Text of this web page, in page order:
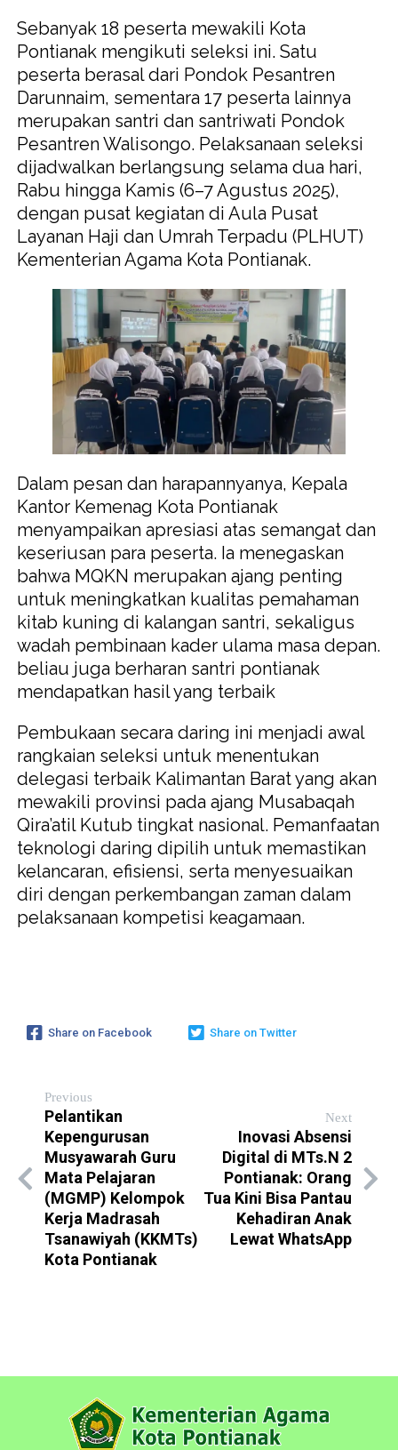
Sebanyak 18 peserta mewakili Kota
Pontianak mengikuti seleksi ini. Satu
peserta berasal dari Pondok Pesantren
Darunnaim, sementara 17 peserta lainnya
merupakan santri dan santriwati Pondok
Pesantren Walisongo. Pelaksanaan seleksi
dijadwalkan berlangsung selama dua hari,
Rabu hingga Kamis (6–7 Agustus 2025),
dengan pusat kegiatan di Aula Pusat
Layanan Haji dan Umrah Terpadu (PLHUT)
Kementerian Agama Kota Pontianak.
Dalam pesan dan harapannyanya, Kepala
Kantor Kemenag Kota Pontianak
menyampaikan apresiasi atas semangat dan
keseriusan para peserta. Ia menegaskan
bahwa MQKN merupakan ajang penting
untuk meningkatkan kualitas pemahaman
kitab kuning di kalangan santri, sekaligus
wadah pembinaan kader ulama masa depan.
beliau juga berharan santri pontianak
mendapatkan hasil yang terbaik
Pembukaan secara daring ini menjadi awal
rangkaian seleksi untuk menentukan
delegasi terbaik Kalimantan Barat yang akan
mewakili provinsi pada ajang Musabaqah
Qira’atil Kutub tingkat nasional. Pemanfaatan
teknologi daring dipilih untuk memastikan
kelancaran, efisiensi, serta menyesuaikan
diri dengan perkembangan zaman dalam
pelaksanaan kompetisi keagamaan.
Share on Facebook Share on Twitter
Previous
Pelantikan
Kepengurusan
Musyawarah Guru
Mata Pelajaran
(MGMP) Kelompok
Kerja Madrasah
Tsanawiyah (KKMTs)
Kota Pontianak
Next
Inovasi Absensi
Digital di MTs.N 2
Pontianak: Orang
Tua Kini Bisa Pantau
Kehadiran Anak
Lewat WhatsApp